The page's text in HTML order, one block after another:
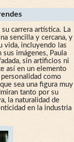
carrera artística. La
sencilla y cercana, y
vida, incluyendo las
imágenes, Paula
sin artificios ni
así en un elemento
como
sea una figura muy
tanto por su
la naturalidad de
en la industria